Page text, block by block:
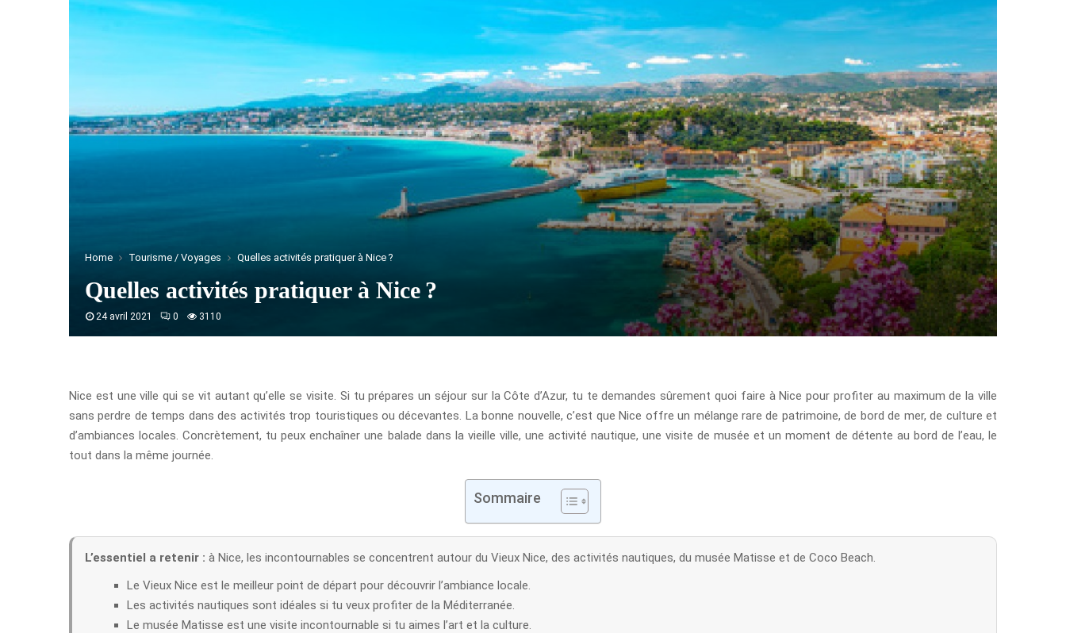
Home Tourisme / Voyages Quelles activités pratiquer à Nice ?
Quelles activités pratiquer à Nice ?
24 avril 2021 0 3110
Nice est une ville qui se vit autant qu’elle se visite. Si tu prépares un séjour sur la Côte d’Azur, tu te demandes sûrement quoi faire à Nice pour profiter au maximum de la ville
sans perdre de temps dans des activités trop touristiques ou décevantes. La bonne nouvelle, c’est que Nice offre un mélange rare de patrimoine, de bord de mer, de culture et
d’ambiances locales. Concrètement, tu peux enchaîner une balade dans la vieille ville, une activité nautique, une visite de musée et un moment de détente au bord de l’eau, le
tout dans la même journée.
Sommaire
L’essentiel a retenir : à Nice, les incontournables se concentrent autour du Vieux Nice, des activités nautiques, du musée Matisse et de Coco Beach.
Le Vieux Nice est le meilleur point de départ pour découvrir l’ambiance locale.
Les activités nautiques sont idéales si tu veux profiter de la Méditerranée.
Le musée Matisse est une visite incontournable si tu aimes l’art et la culture.